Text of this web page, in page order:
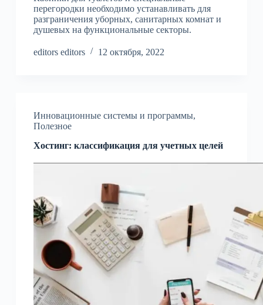
перегородки необходимо устанавливать для
разграничения уборных, санитарных комнат и
душевых на функциональные секторы.
editors editors 12 октября, 2022
Инновационные системы и программы,
Полезное
Хостинг: классификация для учетных целей